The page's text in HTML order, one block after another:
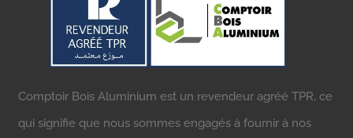
Comptoir Bois Aluminium est un revendeur agréé TPR, ce
qui signifie que nous sommes engagés à fournir à nos